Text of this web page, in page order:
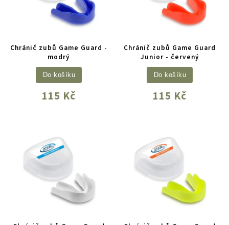
Chránič zubů Game Guard -
modrý
115 Kč
Do košíku
Chránič zubů Game Guard
Junior - červený
115 Kč
Do košíku